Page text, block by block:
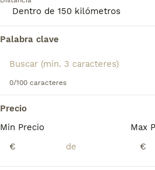
Palabra clave
0/100 caracteres
Precio
Min Precio
€
Max
€
Perro de Pastor Inglés - Bobtail
Encontramos 0 Perro
Si deseas exactamente esta
búsqueda y espera el
Preguntas